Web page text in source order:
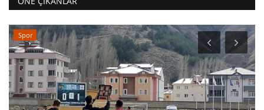
Spor